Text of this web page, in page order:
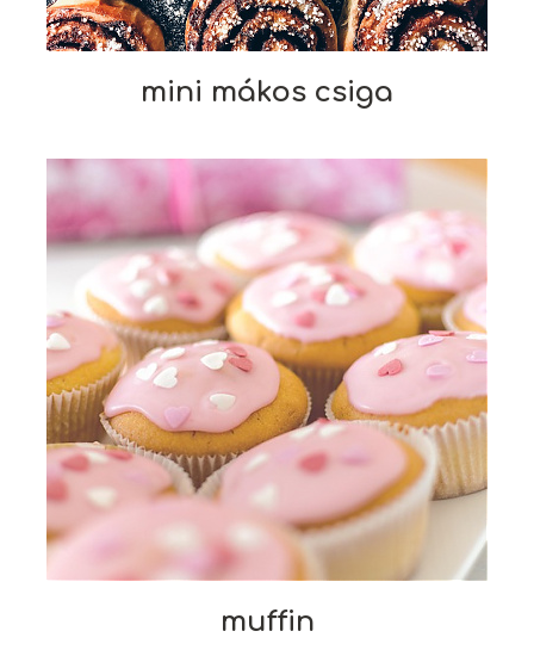
mini mákos csiga
muffin